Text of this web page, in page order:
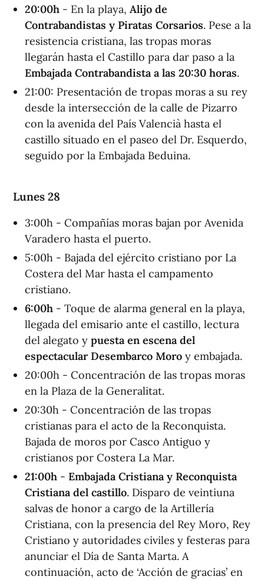
20:00h - En la playa, Alijo de
Contrabandistas y Piratas Corsarios. Pese a la
resistencia cristiana, las tropas moras
llegarán hasta el Castillo para dar paso a la
Embajada Contrabandista a las 20:30 horas.
21:00: Presentación de tropas moras a su rey
desde la intersección de la calle de Pizarro
con la avenida del País Valencià hasta el
castillo situado en el paseo del Dr. Esquerdo,
seguido por la Embajada Beduina.
Lunes 28
3:00h - Compañías moras bajan por Avenida
Varadero hasta el puerto.
5:00h - Bajada del ejército cristiano por La
Costera del Mar hasta el campamento
cristiano.
6:00h - Toque de alarma general en la playa,
llegada del emisario ante el castillo, lectura
del alegato y puesta en escena del
espectacular Desembarco Moro y embajada.
20:00h - Concentración de las tropas moras
en la Plaza de la Generalitat.
20:30h - Concentración de las tropas
cristianas para el acto de la Reconquista.
Bajada de moros por Casco Antiguo y
cristianos por Costera La Mar.
21:00h - Embajada Cristiana y Reconquista
Cristiana del castillo. Disparo de veintiuna
salvas de honor a cargo de la Artillería
Cristiana, con la presencia del Rey Moro, Rey
Cristiano y autoridades civiles y festeras para
anunciar el Día de Santa Marta. A
continuación, acto de ‘Acción de gracias’ en